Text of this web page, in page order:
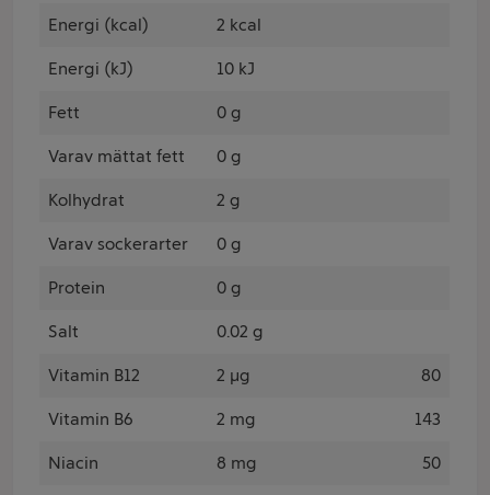
Energi (kcal) 2 kcal
Energi (kJ) 10 kJ
Fett 0 g
Varav mättat fett 0 g
Kolhydrat 2 g
Varav sockerarter 0 g
Protein 0 g
Salt 0.02 g
Vitamin B12 2 µg 80
Vitamin B6 2 mg 143
Niacin 8 mg 50